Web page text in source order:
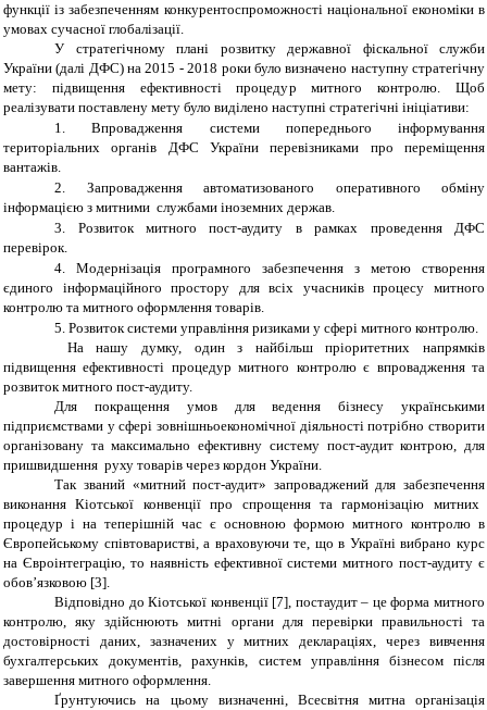
функції із забезпеченням конкурентоспроможності національної економіки в
умовах сучасної глобалізації.
У стратегічному плані розвитку державної фіскальної служби
України (далі ДФС) на 2015 - 2018 роки було визначено наступну стратегічну
мету: підвищення ефективності процедур митного контролю. Щоб
реалізувати поставлену мету було виділено наступні стратегічні ініціативи:
1.
Впровадження системи попереднього інформування
територіальних органів ДФС України перевізниками про переміщення
вантажів.
2.
Запровадження автоматизованого оперативного обміну
інформацією з митними службами іноземних держав.
3.
Розвиток митного пост-аудиту в рамках проведення ДФС
перевірок.
4.
Модернізація програмного забезпечення з метою створення
єдиного інформаційного простору для всіх учасників процесу митного
контролю та митного оформлення товарів.
5. Розвиток системи управління ризиками у сфері митного контролю.
На нашу думку, один з найбільш пріоритетних напрямків
підвищення ефективності процедур митного контролю є впровадження та
розвиток митного пост-аудиту.
Для покращення умов для ведення бізнесу українськими
підприємствами у сфері зовнішньоекономічної діяльності потрібно створити
організовану та максимально ефективну систему пост-аудит контрою, для
пришвидшення руху товарів через кордон України.
Так званий «митний пост-аудит» запровадженийдля забезпечення
виконання Кіотської конвенції про спрощення та гармонізацію митних
процедур і на теперішній час є основною формою митного контролю в
Європейському співтоваристві, а враховуючи те, що в Україні вибрано курс
на Євроінтеграцію, то наявність ефективної системи митного пост-аудиту є
обов’язковою [3].
Відповідно до Кіотської конвенції [7], постаудит – це форма митного
контролю, яку здійснюють митні органи для перевіркиправильності та
достовірності даних, зазначених у митних деклараціях, через вивчення
бухгалтерських документів, рахунків, систем управління бізнесом після
завершення митного оформлення.
Ґрунтуючись на цьому визначенні, Всесвітня митна організація